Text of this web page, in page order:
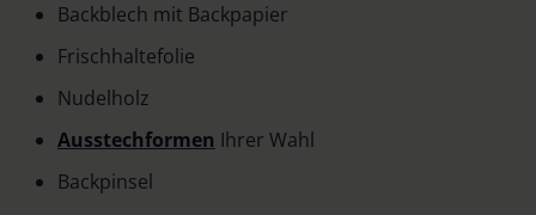
Backblech mit Backpapier
Frischhaltefolie
Nudelholz
Ausstechformen Ihrer Wahl
Backpinsel